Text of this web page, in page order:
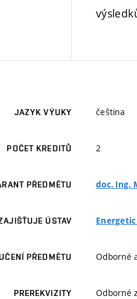
JAZYK VÝUKY čeština
POČET KREDITŮ 2
PŘEDMĚTU doc. Ing.
ÚSTAV
PŘEDMĚTU Odborné
PREREKVIZITY Odborné